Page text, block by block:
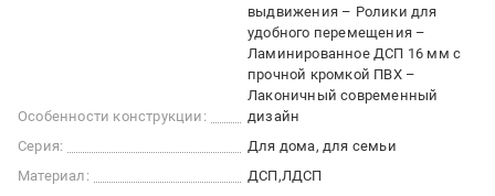
Особенности конструкции:
выдвижения – Ролики для
удобного перемещения –
Ламинированное ДСП 16 мм с
прочной кромкой ПВХ –
Лаконичный современный
дизайн
Серия:
Для дома, для семьи
Материал:
ДСП ЛДСП